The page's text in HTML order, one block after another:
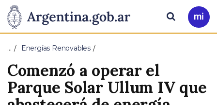
Presidencia
de
la
Nación
Pasar al contenido principal
Ir
a
Buscar
… Energías Renovables
Comenzó a operar el
Parque Solar Ullum IV que